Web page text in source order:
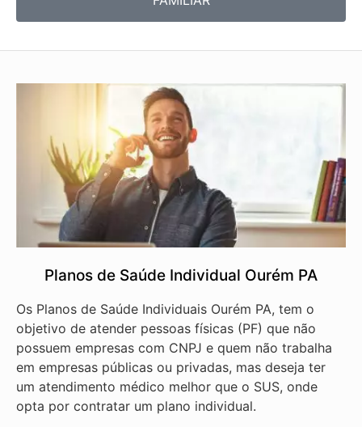
Planos de Saúde Individual Ourém PA
Os Planos de Saúde Individuais Ourém PA, tem o
objetivo de atender pessoas físicas (PF) que não
possuem empresas com CNPJ e quem não trabalha
em empresas públicas ou privadas, mas deseja ter
um atendimento médico melhor que o SUS, onde
opta por contratar um plano individual.